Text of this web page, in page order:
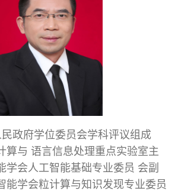
政府学位委员会学科评议组成
算与 语言信息处理重点实验室主
学会人工智能基础专业委员 会副
能学会粒计算与知识发现专业委员